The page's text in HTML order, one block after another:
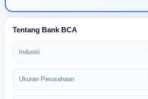
Tentang Bank BCA
Industri
Ukuran Perusahaan